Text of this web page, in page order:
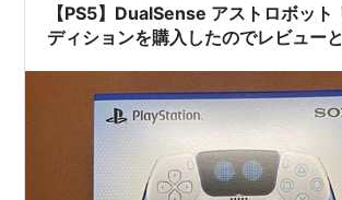
【PS5】DualSense アストロボット
ディションを購入したのでレビュー